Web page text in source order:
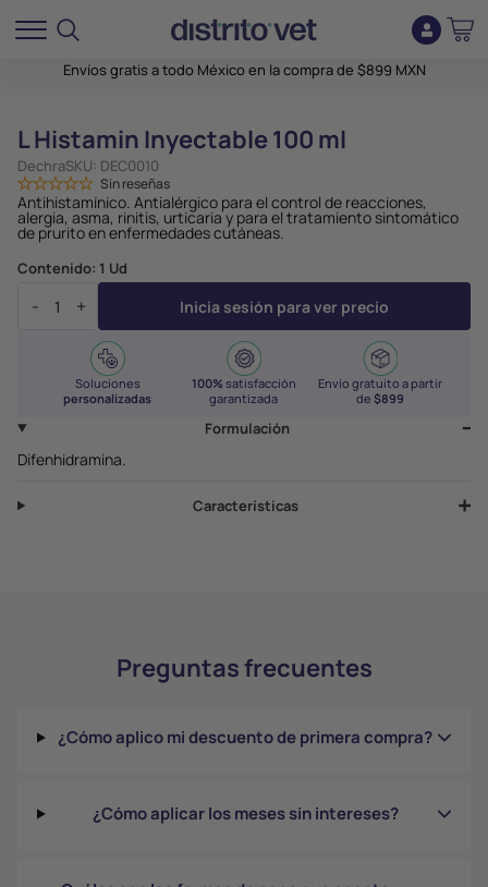
Envíos gratis a todo México en la compra de $899 MXN
L Histamin Inyectable 100 ml
DechraSKU: DEC0010
Sin reseñas
Antihistamínico. Antialérgico para el control de reacciones,
alergia, asma, rinitis, urticaria y para el tratamiento sintomático
de prurito en enfermedades cutáneas.
Contenido: 1 Ud
- + Inicia sesión para ver precio
Soluciones
personalizadas
100% satisfacción
garantizada
Envío gratuito a partir
de$899
Formulación
Difenhidramina.
Características
Preguntas frecuentes
¿Cómo aplico mi descuento de primera compra?
¿Cómo aplicar los meses sin intereses?